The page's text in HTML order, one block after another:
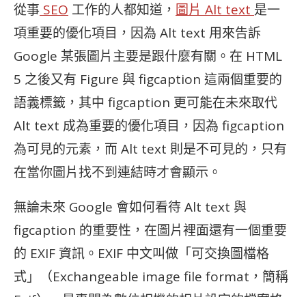
從事 SEO 工作的人都知道， 圖片 Alt text 是一
項重要的優化項目，因為 Alt text 用來告訴
Google 某張圖片主要是跟什麼有關。在 HTML
5 之後又有 Figure 與 figcaption 這兩個重要的
語義標籤，其中 figcaption 更可能在未來取代
Alt text 成為重要的優化項目，因為 figcaption
為可見的元素，而 Alt text 則是不可見的，只有
在當你圖片找不到連結時才會顯示。
無論未來 Google 會如何看待 Alt text 與
figcaption 的重要性，在圖片裡面還有一個重要
的 EXIF 資訊。EXIF 中文叫做「可交換圖檔格
式」（Exchangeable image file format，簡稱